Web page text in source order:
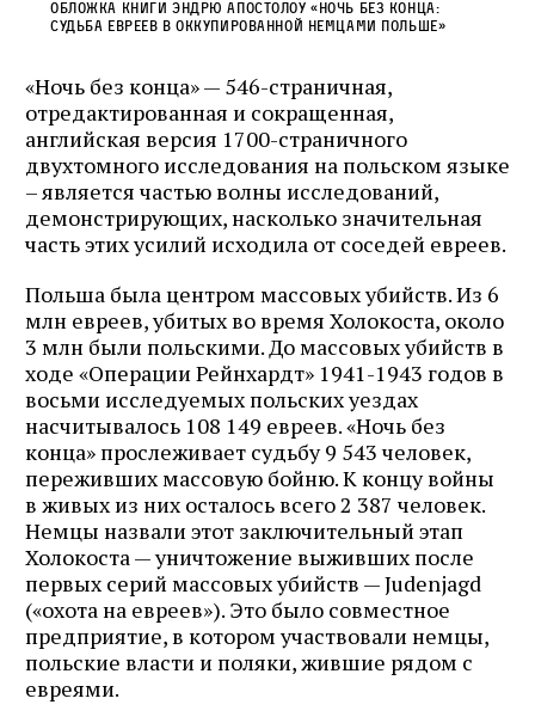
Обложка книги Эндрю Апостолоу «Ночь без конца:
судьба евреев в оккупированной немцами Польше»
«Ночь без конца» — 546-страничная,
отредактированная и сокращенная,
английская версия 1700-страничного
двухтомного исследования на польском языке
– является частью волны исследований,
демонстрирующих, насколько значительная
часть этих усилий исходила от соседей евреев.
Польша была центром массовых убийств. Из 6
млн евреев, убитых во время Холокоста, около
3 млн были польскими. До массовых убийств в
ходе «Операции Рейнхардт» 1941-1943 годов в
восьми исследуемых польских уездах
насчитывалось 108 149 евреев. «Ночь без
конца» прослеживает судьбу 9 543 человек,
переживших массовую бойню. К концу войны
в живых из них осталось всего 2 387 человек.
Немцы назвали этот заключительный этап
Холокоста — уничтожение выживших после
первых серий массовых убийств — Judenjagd
(«охота на евреев»). Это было совместное
предприятие, в котором участвовали немцы,
польские власти и поляки, жившие рядом с
евреями.